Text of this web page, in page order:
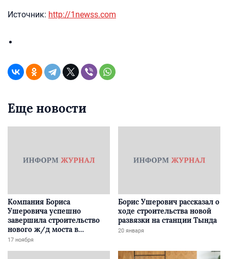
Источник: http://1newss.com
Еще новости
Компания Бориса
Ушеровича успешно
завершила строительство
нового ж/д моста в
Забайкалье
17 ноября
Борис Ушерович рассказал о
ходе строительства новой
развязки на станции Тында
20 января